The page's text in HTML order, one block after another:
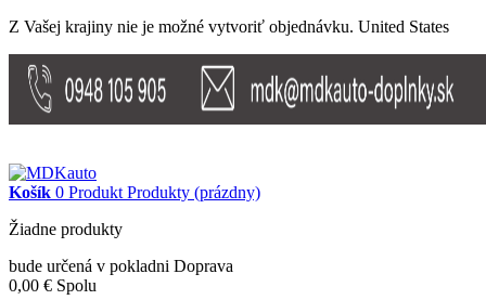
Z Vašej krajiny nie je možné vytvoriť objednávku. United States
Košík 0 Produkt Produkty (prázdny)
Žiadne produkty
bude určená v pokladni Doprava
0,00 € Spolu